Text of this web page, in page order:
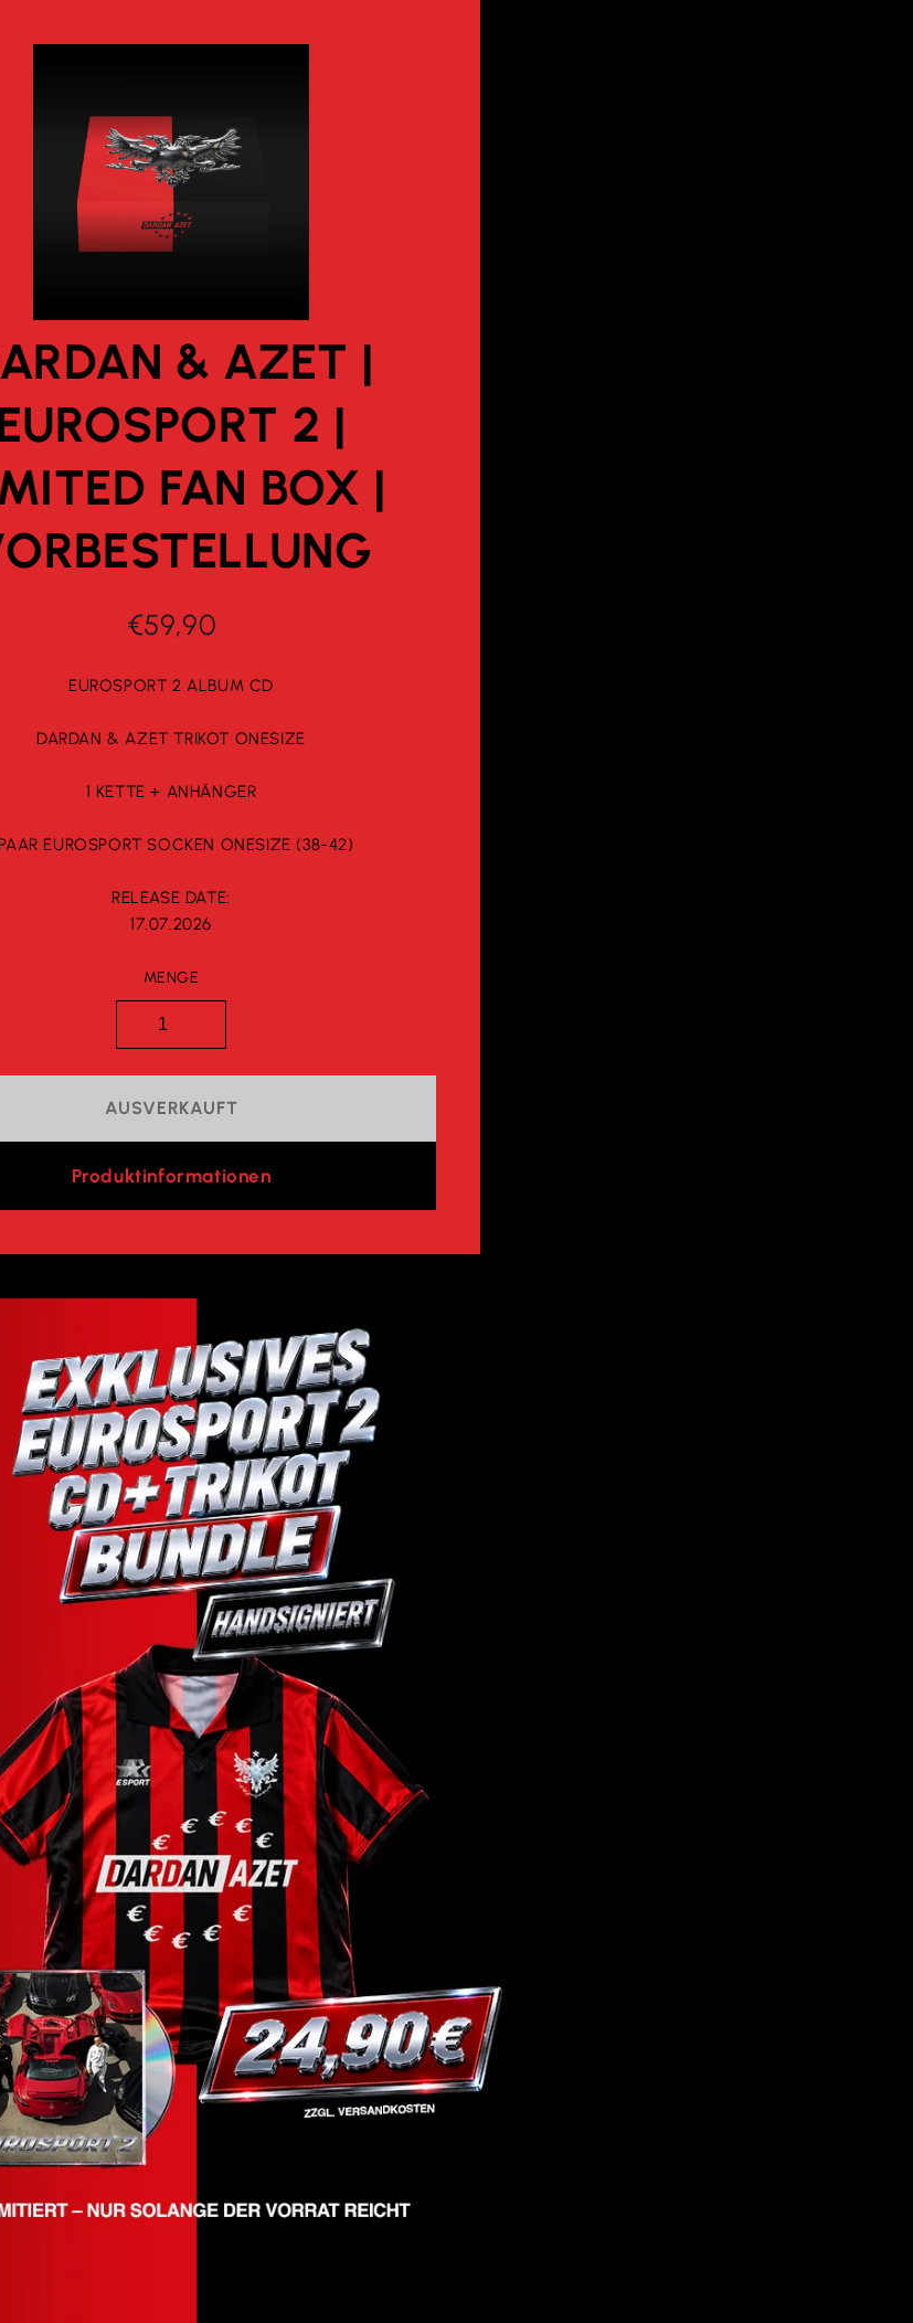
& AZET |
2 |
FAN BOX |
€59,90
EUROSPORT 2 ALBUM CD
DARDAN & AZET TRIKOT ONESIZE
1 KETTE + ANHÄNGER
EUROSPORT SOCKEN ONESIZE (38-42)
RELEASE DATE:
17.07.2026
MENGE
AUSVERKAUFT
Produktinformationen